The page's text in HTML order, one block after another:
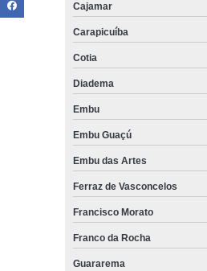
Cajamar
Carapicuíba
Cotia
Diadema
Embu
Embu Guaçú
Embu das Artes
Ferraz de Vasconcelos
Francisco Morato
Franco da Rocha
Guararema